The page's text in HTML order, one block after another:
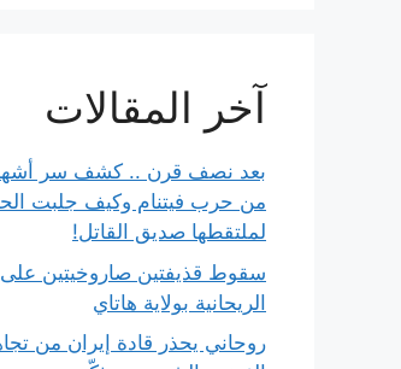
آخر المقالات
بعد نصف قرن .. كشف سر
من حرب فيتنام وكيف جلبت
لملتقطها صديق القاتل!
سقوط قذيفتين صاروخيتين على
الريحانية بولاية هاتاي
روحاني يحذر قادة إيران من